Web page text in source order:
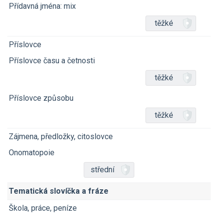
Přídavná jména: mix
těžké
Příslovce
Příslovce času a četnosti
těžké
Příslovce způsobu
těžké
Zájmena, předložky, citoslovce
Onomatopoie
střední
Tematická slovíčka a fráze
Škola, práce, peníze